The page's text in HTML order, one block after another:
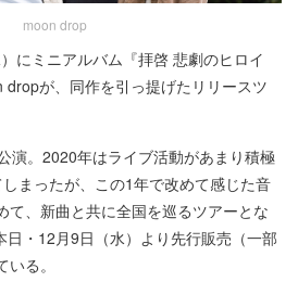
moon drop
にミニアルバム『拝啓 悲劇のヒロイ
dropが、同作を引っ提げたリリースツ
演。2020年はライブ活動があまり積極
まったが、この1年で改めて感じた音
て、新曲と共に全国を巡るツアーとな
日・12月9日（水）より先行販売（一部
る。